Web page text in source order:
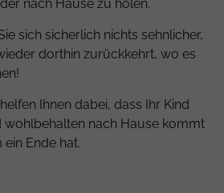
nach Hause zu holen.
sich sicherlich nichts sehnlicher,
dorthin zurückkehrt, wo es
Ihnen dabei, dass Ihr Kind
wohlbehalten nach Hause kommt
Ende hat.